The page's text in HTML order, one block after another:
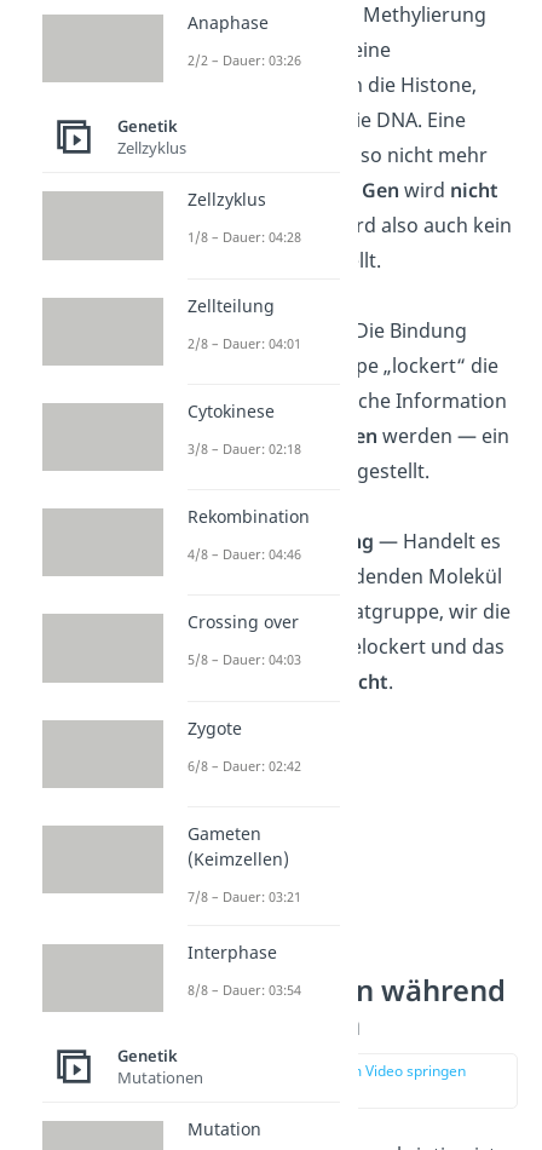
Histonen ist eine Methylierung
möglich. Bindet eine
Methylgruppe an die Histone,
verdichtet sich die DNA. Eine
Transkription ist so nicht mehr
möglich und das Gen wird nicht
. Es wird also auch kein
Protein hergestellt.
— Die Bindung
einer Acetylgruppe „lockert“ die
DNA. Die genetische Information
abgelesen werden — ein
wird hergestellt.
Phosphorylierung — Handelt es
sich bei dem bindenden Molekül
um eine Phosphatgruppe, wir die
DNA ebenfalls gelockert und das
Ablesen ermöglicht.
Genregulation während
Transkription
zur Stelle im Video springen
Anaphase
2/2 – Dauer: 03:26
Genetik
Zellzyklus
Zellzyklus
1/8 – Dauer: 04:28
Zellteilung
2/8 – Dauer: 04:01
Cytokinese
3/8 – Dauer: 02:18
Rekombination
4/8 – Dauer: 04:46
Crossing over
5/8 – Dauer: 04:03
Zygote
6/8 – Dauer: 02:42
Gameten
(Keimzellen)
7/8 – Dauer: 03:21
Interphase
8/8 – Dauer: 03:54
Genetik
Mutationen
Mutation